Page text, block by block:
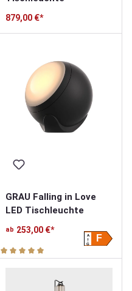
879,00 €*
GRAU Falling in Love
LED Tischleuchte
ab 253,00 €*
F
A
G
Durchschnittliche Bewertung